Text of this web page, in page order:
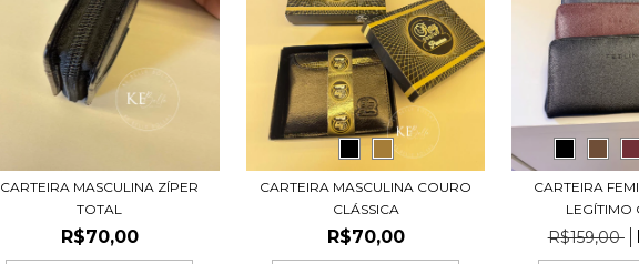
CARTEIRA MASCULINA ZÍPER
TOTAL
R$70,00
CARTEIRA MASCULINA COURO
CLÁSSICA
R$70,00
CARTEIRA
LEGÍTIMO
R$159,00